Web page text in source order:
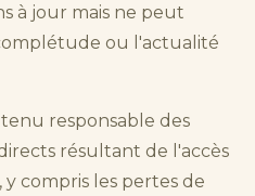
à jour mais ne peut
ou l'actualité
responsable des
résultant de l'accès
compris les pertes de